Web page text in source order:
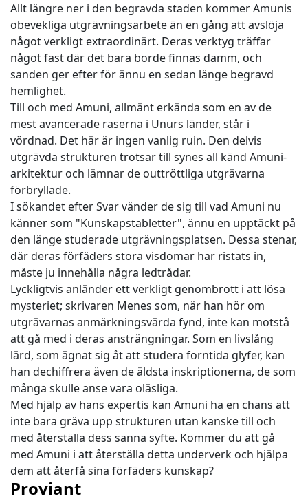
Allt längre ner i den begravda staden kommer Amunis
obevekliga utgrävningsarbete än en gång att avslöja
något verkligt extraordinärt. Deras verktyg träffar
något fast där det bara borde finnas damm, och
sanden ger efter för ännu en sedan länge begravd
hemlighet.
Till och med Amuni, allmänt erkända som en av de
mest avancerade raserna i Unurs länder, står i
vördnad. Det här är ingen vanlig ruin. Den delvis
utgrävda strukturen trotsar till synes all känd Amuni-
arkitektur och lämnar de outtröttliga utgrävarna
förbryllade.
I sökandet efter Svar vänder de sig till vad Amuni nu
känner som "Kunskapstabletter", ännu en upptäckt på
den länge studerade utgrävningsplatsen. Dessa stenar,
där deras förfäders stora visdomar har ristats in,
måste ju innehålla några ledtrådar.
Lyckligtvis anländer ett verkligt genombrott i att lösa
mysteriet; skrivaren Menes som, när han hör om
utgrävarnas anmärkningsvärda fynd, inte kan motstå
att gå med i deras ansträngningar. Som en livslång
lärd, som ägnat sig åt att studera forntida glyfer, kan
han dechiffrera även de äldsta inskriptionerna, de som
många skulle anse vara oläsliga.
Med hjälp av hans expertis kan Amuni ha en chans att
inte bara gräva upp strukturen utan kanske till och
med återställa dess sanna syfte. Kommer du att gå
med Amuni i att återställa detta underverk och hjälpa
dem att återfå sina förfäders kunskap?
Proviant